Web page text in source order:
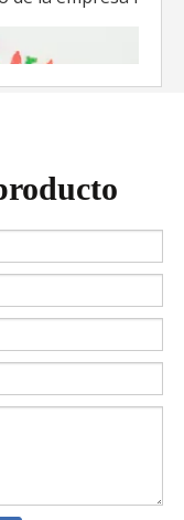
2023 - En esta